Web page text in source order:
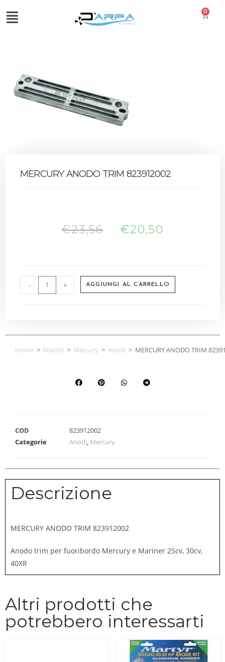
0
MERCURY ANODO TRIM 823912002
€23,56 €20,50
- + AGGIUNGI AL CARRELLO
Home > Marchi > Mercury > Anodi > MERCURY ANODO TRIM
COD
823912002
Categorie
Anodi Mercury
Descrizione
MERCURY ANODO TRIM 823912002
Anodo trim per fuoribordo Mercury e Mariner 25cv, 30cv,
40XR
Altri prodotti che
potrebbero interessarti